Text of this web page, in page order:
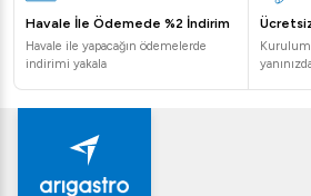
Havale İle Ödemede %2 İndirim
Havale ile yapacağın ödemelerde
indirimi yakala